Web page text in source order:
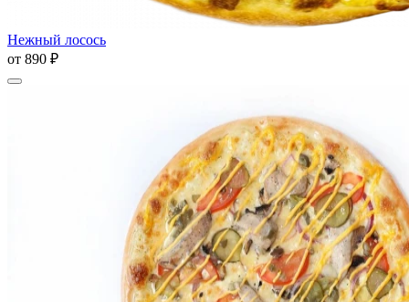
Нежный лосось
от 890 ₽